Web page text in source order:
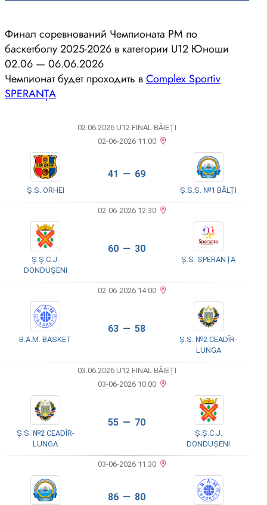
Финал соревнований Чемпионата РМ по
баскетболу 2025-2026 в категории U12 Юноши
02.06 — 06.06.2026
Чемпионат будет проходить вComplex Sportiv
SPERANȚA
02.06.2026 U12 FINAL BĂIEȚI
02-06-2026 11:00
Ș.S. ORHEI
41 — 69
Ș.S.S. №1 BĂLȚI
02-06-2026 12:30
Ș.Ș.C.J.
DONDUȘENI
60 — 30
Ș.S. SPERANȚA
02-06-2026 14:00
B.A.M. BASKET
63 — 58
Ș.S. №2 CEADÎR-
LUNGA
03.06.2026 U12 FINAL BĂIEȚI
03-06-2026 10:00
Ș.S. №2 CEADÎR-
LUNGA
55 — 70
Ș.Ș.C.J.
DONDUȘENI
03-06-2026 11:30
86 — 80